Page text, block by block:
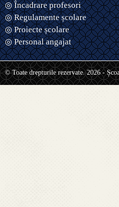
◎ Încadrare profesori
◎ Regulamente școlare
◎ Proiecte școlare
◎ Personal angajat
© Toate drepturile rezervate. 2026 -